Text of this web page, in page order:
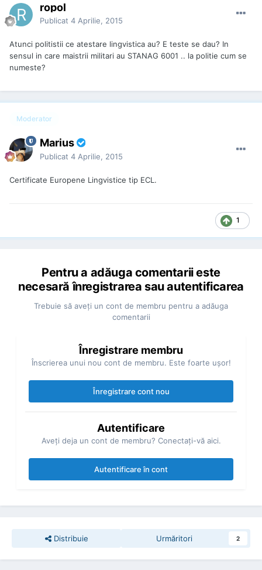
ropol
Publicat 4 Aprilie, 2015
Atunci politistii ce atestare lingvistica au? E teste se dau? In
sensul in care maistrii militari au STANAG 6001 .. la politie cum se
numeste?
Moderator
Marius
Publicat 4 Aprilie, 2015
Certificate Europene Lingvistice tip ECL.
1
Pentru a adăuga comentarii este
necesară înregistrarea sau autentificarea
Trebuie să aveţi un cont de membru pentru a adăuga
comentarii
Înregistrare membru
Înscrierea unui nou cont de membru. Este foarte uşor!
Înregistrare cont nou
Autentificare
Aveţi deja un cont de membru? Conectaţi-vă aici.
Autentificare în cont
Distribuie Urmăritori 2